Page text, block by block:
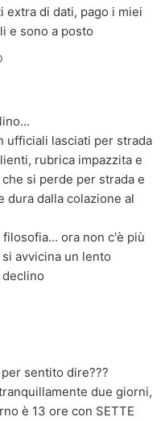
extra di dati, pago i miei
e sono a posto
ufficiali lasciati per strada
rubrica impazzita e
si perde per strada e
dura dalla colazione al
ora non c'è più
avvicina un lento
sentito dire???
due giorni,
è 13 ore con SETTE